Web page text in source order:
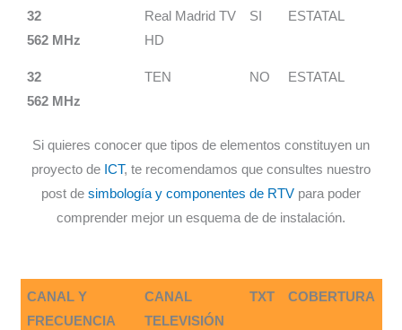
32
562 MHz
Real Madrid TV
HD
SI ESTATAL
32
562 MHz
TEN NO ESTATAL
Si quieres conocer que tipos de elementos constituyen un
proyecto de ICT, te recomendamos que consultes nuestro
post de simbología y componentes de RTV para poder
comprender mejor un esquema de de instalación.
CANAL Y
FRECUENCIA
CANAL
TELEVISIÓN
TXT COBERTURA